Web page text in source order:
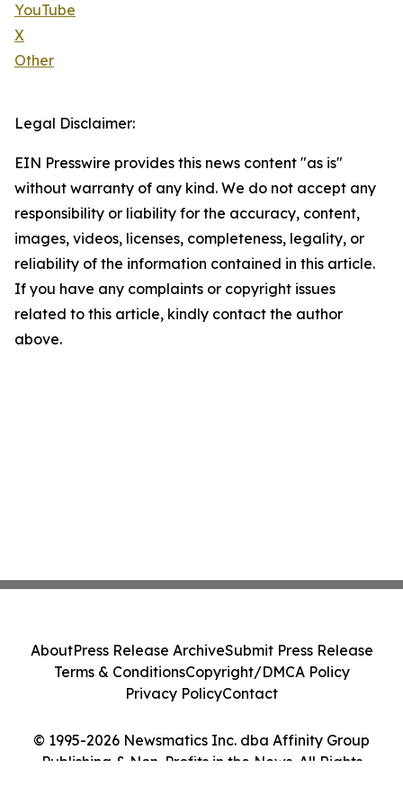
YouTube
X
Other
Legal Disclaimer:
EIN Presswire provides this news content "as is"
without warranty of any kind. We do not accept any
responsibility or liability for the accuracy, content,
images, videos, licenses, completeness, legality, or
reliability of the information contained in this article.
If you have any complaints or copyright issues
related to this article, kindly contact the author
above.
© 1995-2026 Newsmatics Inc. dba Affinity Group
Publishing & Non-Profits in the News. All Rights
AboutPress Release ArchiveSubmit Press Release
Terms & ConditionsCopyright/DMCA Policy
Privacy PolicyContact